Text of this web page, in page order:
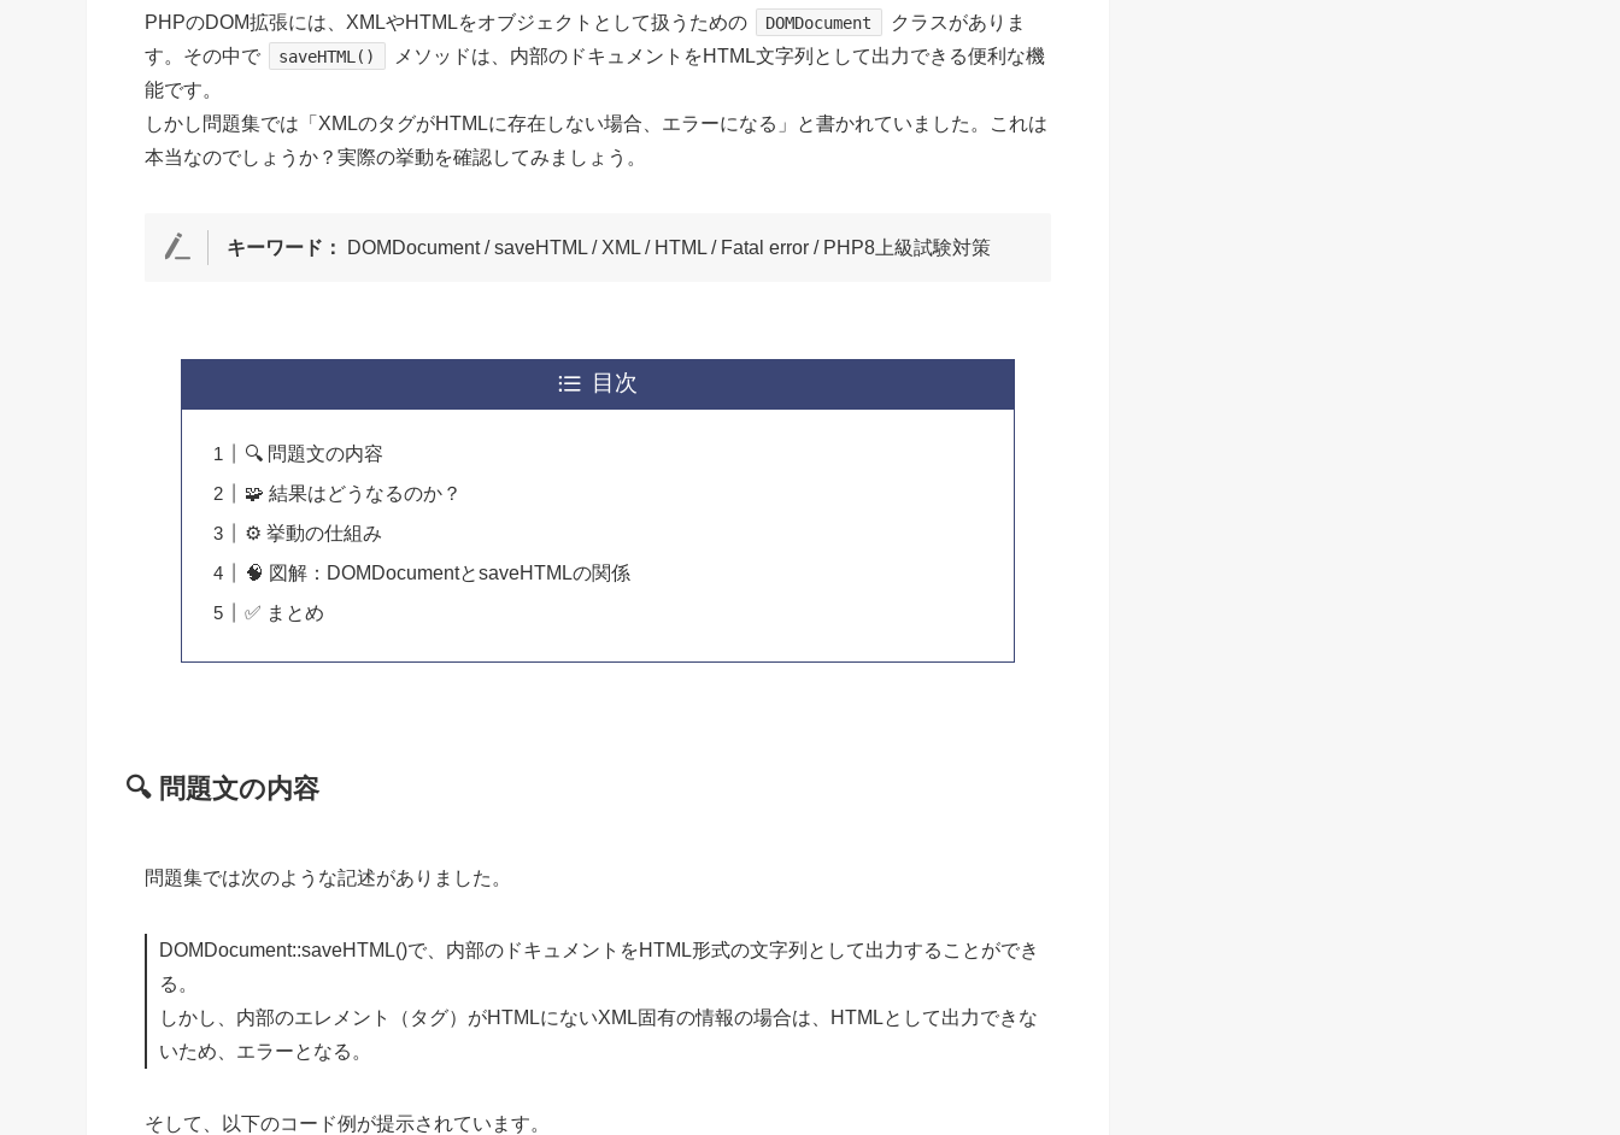
PHPのDOM拡張には、XMLやHTMLをオブジェクトとして扱うための DOMDocument
クラスがありま
す。その中で
saveHTML()
メソッドは、内部のドキュメントをHTML文字列として出力できる便利な機
能です。
しかし問題集では「XMLのタグがHTMLに存在しない場合、エラーになる」と書かれていました。これは
本当なのでしょうか？実際の挙動を確認してみましょう。
キーワード： DOMDocument / saveHTML / XML / HTML / Fatal error / PHP8上級試験対策
目次
🔍 問題文の内容
🧩 結果はどうなるのか？
⚙️ 挙動の仕組み
🧠 図解：DOMDocumentとsaveHTMLの関係
✅ まとめ
🔍 問題文の内容
問題集では次のような記述がありました。
DOMDocument::saveHTML()で、内部のドキュメントをHTML形式の文字列として出力することができ
る。
しかし、内部のエレメント（タグ）がHTMLにないXML固有の情報の場合は、HTMLとして出力できな
いため、エラーとなる。
そして、以下のコード例が提示されています。